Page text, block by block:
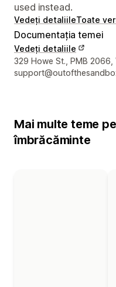
used instead.
Vedeți detaliileToate
Documentația temei
Vedeți detaliile
Detaliile de contact ale
329 Howe St., PMB 2066,
Mai multe teme
îmbrăcăminte